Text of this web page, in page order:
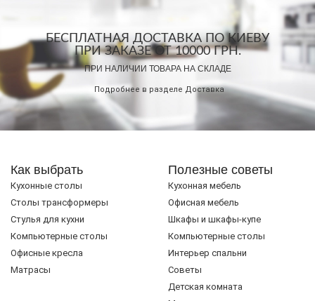
БЕСПЛАТНАЯ ДОСТАВКА ПО КИЕВУ
ПРИ ЗАКАЗЕ ОТ 10000 ГРН.
ПРИ НАЛИЧИИ ТОВАРА НА СКЛАДЕ
Подробнее в разделе Доставка
Как выбрать
Кухонные столы
Cтолы трансформеры
Стулья для кухни
Компьютерные столы
Офисные кресла
Матрасы
Полезные советы
Кухонная мебель
Офисная мебель
Шкафы и шкафы-купе
Компьютерные столы
Интерьер спальни
Советы
Детская комната